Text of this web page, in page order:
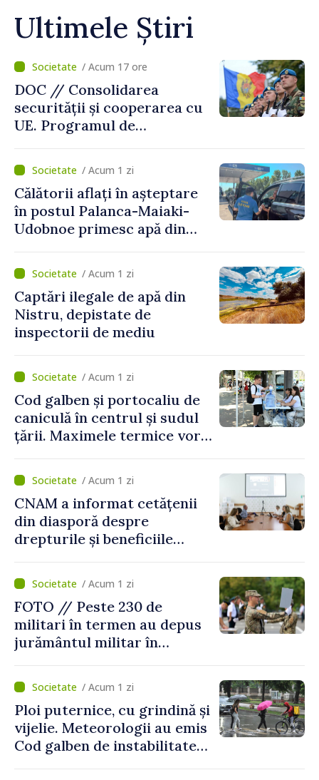
Ultimele Știri
/ Acum 17 ore
DOC // Consolidarea
securității și cooperarea cu
UE. Programul de
Naționale de Apărare pentru
perioada 2024–2034,
publicat în Monitorul Oficial
/ Acum 1 zi
Călătorii aflați în așteptare
în postul Palanca-Maiaki-
Udobnoe primesc apă din
și a polițiștilor de frontieră
/ Acum 1 zi
Captări ilegale de apă din
Nistru, depistate de
inspectorii de mediu
/ Acum 1 zi
Cod galben și portocaliu de
caniculă în centrul și sudul
țării. Maximele termice vor
/ Acum 1 zi
CNAM a informat cetățenii
din diasporă despre
drepturile și beneficiile
/ Acum 1 zi
FOTO // Peste 230 de
militari în termen au depus
jurământul militar în
/ Acum 1 zi
Ploi puternice, cu grindină și
vijelie. Meteorologii au emis
Cod galben de instabilitate